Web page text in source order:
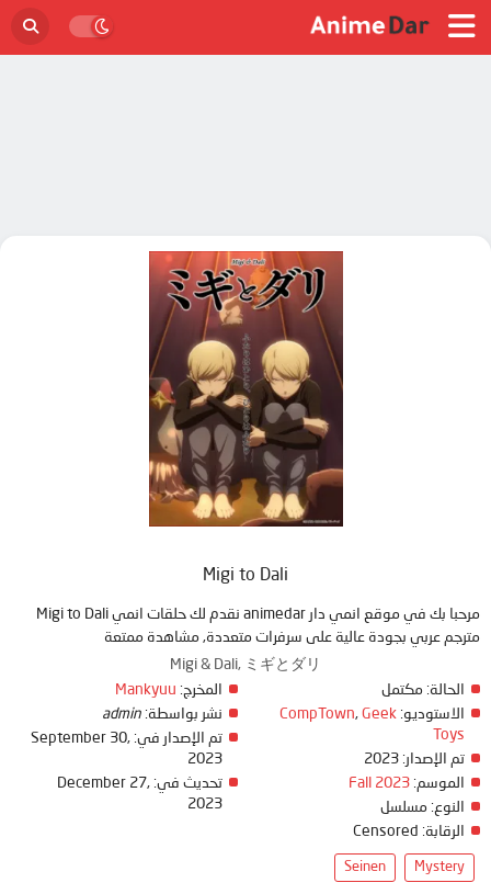
Migi to Dali
مرحبا بك في موقع انمي دار animedar نقدم لك حلقات انمي Migi to Dali
مترجم عربي بجودة عالية على سرفرات متعددة, مشاهدة ممتعة
Migi & Dali, ミギとダリ
الحالة: مكتمل
الاستوديو:
CompTown, Geek
Toys
تم الإصدار:
الموسم: Fall 2023
النوع: مسلسل
الرقابة:
المخرج: Mankyuu
نشر بواسطة: admin
تم الإصدار في: September 30,
2023
تحديث في: December 27,
2023
Mystery
Seinen